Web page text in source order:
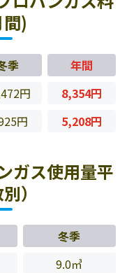
)
季
年間
円
8,354円
円 5,208円
ガス使用量平
）
冬季
9.0㎥